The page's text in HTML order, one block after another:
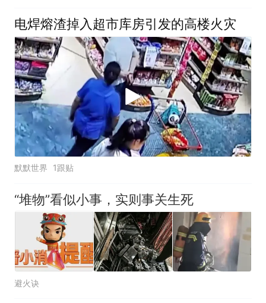
电焊熔渣掉入超市库房引发的高楼火灾
默默世界 1跟贴
“堆物”看似小事，实则事关生死
避火诀